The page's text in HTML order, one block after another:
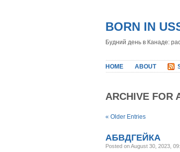
BORN IN
Будний день в Канаде:
HOME ABOUT
ARCHIVE FOR
« Older Entries
АБВДГЕЙКА
Posted on August 30, 2023,